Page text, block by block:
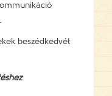
beszédkedvét
: